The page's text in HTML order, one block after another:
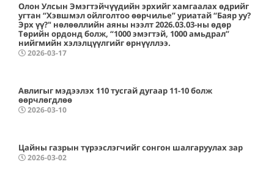
Олон Улсын Эмэгтэйчүүдийн эрхийг хамгаалах өдрийг
угтан “Хэвшмэл ойлголтоо өөрчилье” уриатай “Баяр уу?
Эрх үү?" нөлөөллийн аяны нээлт 2026.03.03-ны өдөр
Төрийн ордонд болж, “1000 эмэгтэй, 1000 амьдрал”
нийгмийн хэлэлцүүлгийг өрнүүллээ.
2026-03-17
Авлигыг мэдээлэх 110 тусгай дугаар 11-10 болж
өөрчлөгдлөө
2026-03-10
Цайны газрын түрээслэгчийг сонгон шалгаруулах зар
2026-03-02